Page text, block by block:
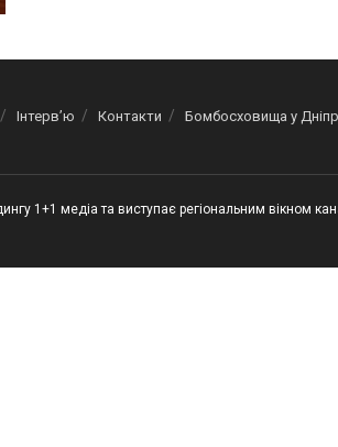
Інтерв’ю Контакти Бомбосховища у
1+1 медіа та виступає регіональним вікном